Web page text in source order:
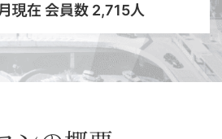
現在 会員数 2,715人